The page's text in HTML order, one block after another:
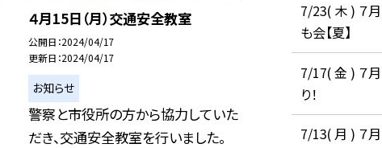
４月15日（月）交通安全教室
公開日 2024/04/17
更新日 2024/04/17
お知らせ
警察と市役所の方から協力していた
だき、交通安全教室を行いました。
7/23( 木 ) ７
も会【夏】
7/17( 金 ) ７月
り！
7/13( 月 ) ７月